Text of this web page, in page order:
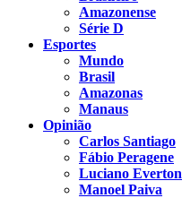
Amazonense
Série D
Esportes
Mundo
Brasil
Amazonas
Manaus
Opinião
Carlos Santiago
Fábio Peragene
Luciano Everton
Manoel Paiva